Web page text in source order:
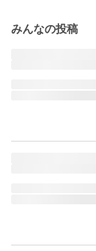
みんなの投稿